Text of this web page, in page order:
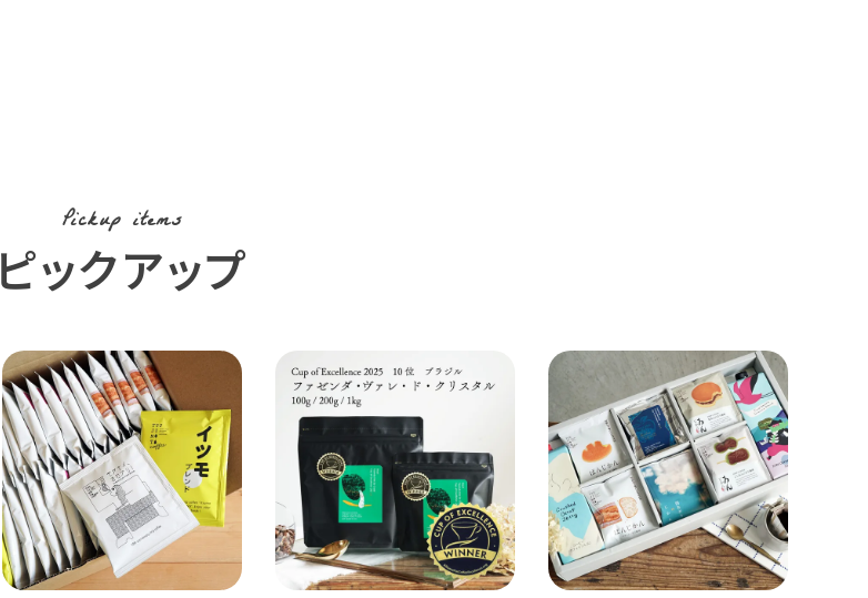
Pickup items
ピックアップ